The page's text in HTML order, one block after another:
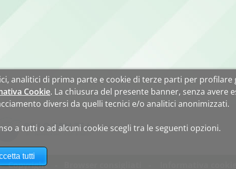
Copyright
analitici di prima parte e cookie di terze parti per
Cookie. La chiusura del presente banner, senza avere
diversi da quelli tecnici e/o analitici anonimizzati.
a tutti o ad alcuni cookie scegli tra le seguenti opzioni.